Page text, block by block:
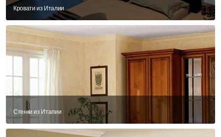
Кровати из Италии
Стенки из Италии